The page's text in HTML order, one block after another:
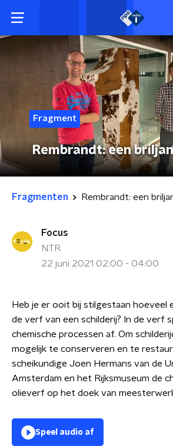
Fragment
Rembrandt: een
Fragmenten Rembrandt: een
Focus
NTR
22 juni 2021 02:00 - 04:00
Heb je er ooit bij stilgestaan hoeveel
de verf van een schilderij? In de verf
chemische processen af. Om
mogelijk te conserveren en te
scheikundige Joen Hermans van de
Amsterdam en het Rijksmuseum de
olieverf op het doek van
Speel audio af